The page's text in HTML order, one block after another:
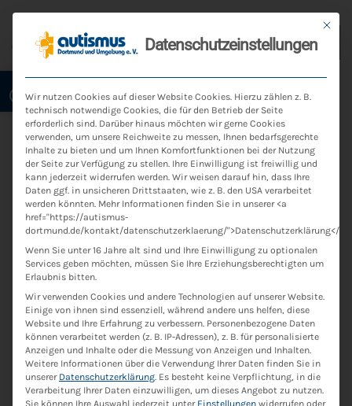
Open toolbar
KURZ VORGESTELLT
Das Team vom
ABW
VORLESEN LASSEN
Unse­re Mitarbeiter*innen sind
Fach­kräf­te aus dem Bereich der
Sozi­al- oder Heil­päd­ago­gik und bil­
Mit
Datenschutzeinstellungen
Wir nutzen Cookies auf dieser Website Cookies. Hierzu zählen z. B.
technisch notwendige Cookies, die für den Betrieb der Seite
erforderlich sind. Darüber hinaus möchten wir gerne Cookies
verwenden, um unsere Reichweite zu messen, Ihnen bedarfsgerechte
Inhalte zu bieten und um Ihnen Komfortfunktionen bei der Nutzung
der Seite zur Verfügung zu stellen. Ihre Einwilligung ist freiwillig und
kann jederzeit widerrufen werden. Wir weisen darauf hin, dass Ihre
Daten ggf. in unsicheren Drittstaaten, wie z. B. den USA verarbeitet
werden könnten. Mehr Informationen finden Sie in unserer <a
href="https://autismus-
dortmund.de/kontakt/datenschutzerklaerung/">Datenschutzerklärung</a>.
Wenn Sie unter 16 Jahre alt sind und Ihre Einwilligung zu optionalen
Services geben möchten, müssen Sie Ihre Erziehungsberechtigten um
Erlaubnis bitten.
Wir verwenden Cookies und andere Technologien auf unserer Website.
Einige von ihnen sind essenziell, während andere uns helfen, diese
Website und Ihre Erfahrung zu verbessern. Personenbezogene Daten
können verarbeitet werden (z. B. IP-Adressen), z. B. für personalisierte
Anzeigen und Inhalte oder die Messung von Anzeigen und Inhalten.
Weitere Informationen über die Verwendung Ihrer Daten finden Sie in
unserer Datenschutzerklärung. Es besteht keine Verpflichtung, in die
Verarbeitung Ihrer Daten einzuwilligen, um dieses Angebot zu nutzen.
Sie können Ihre Auswahl jederzeit unter Einstellungen widerrufen oder